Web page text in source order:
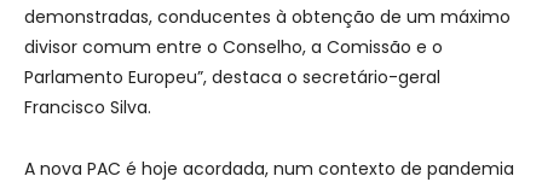
demonstradas, conducentes à obtenção de um máximo
divisor comum entre o Conselho, a Comissão e o
Parlamento Europeu”, destaca o secretário-geral
Francisco Silva.
A nova PAC é hoje acordada, num contexto de pandemia